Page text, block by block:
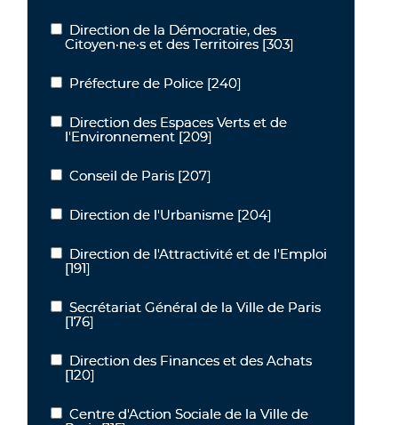
Direction de la Démocratie, des Citoyen·ne·s et des Territoires
Direction de la Démocratie, des
Citoyen·ne·s et des Territoires [303]
Préfecture de Police
Préfecture de Police [240]
Direction des Espaces Verts et de l'Environnement
Direction des Espaces Verts et de
l'Environnement [209]
Conseil de Paris
Conseil de Paris [207]
Direction de l'Urbanisme
Direction de l'Urbanisme [204]
Direction de l'Attractivité et de l'Emploi
Direction de l'Attractivité et de l'Emploi
[191]
Secrétariat Général de la Ville de Paris
Secrétariat Général de la Ville de Paris
[176]
Direction des Finances et des Achats
Direction des Finances et des Achats
[120]
Centre d'Action Sociale de la Ville de Paris
Centre d'Action Sociale de la Ville de